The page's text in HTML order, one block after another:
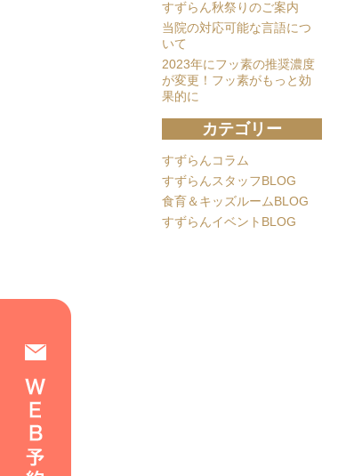
すずらん秋祭りのご案内
当院の対応可能な言語につ
いて
2023年にフッ素の推奨濃度
が変更！フッ素がもっと効
果的に
カテゴリー
すずらんコラム
すずらんスタッフBLOG
食育＆キッズルームBLOG
すずらんイベントBLOG